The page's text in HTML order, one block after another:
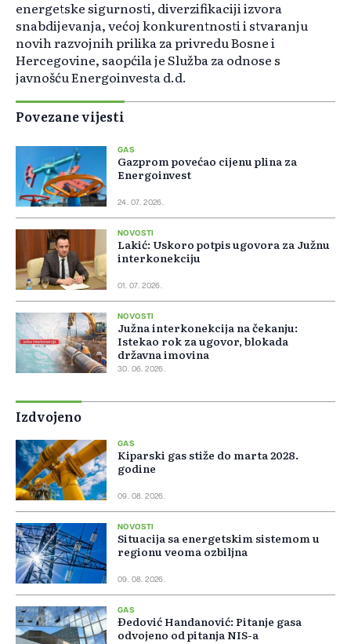
energetske sigurnosti, diverzifikaciji izvora
snabdijevanja, većoj konkurentnosti i stvaranju
novih razvojnih prilika za privredu Bosne i
Hercegovine, saopćila je Služba za odnose s
javnošću Energoinvesta d.d.
Povezane vijesti
GAS
Gazprom povećao cijenu plina za
Energoinvest
24. 07. 2026.
NOVOSTI
Lakić: Uskoro potpis ugovora za Južnu
interkonekciju
01. 07. 2026.
NOVOSTI
Južna interkonekcija na čekanju:
Istekao rok za ugovor, blokada
državna imovina
30. 06. 2026.
Izdvojeno
GAS
Kiparski gas stiže do marta 2028.
godine
09. 08. 2026.
NOVOSTI
Situacija sa energetskim sistemom u
regionu veoma ozbiljna
09. 08. 2026.
GAS
Đedović Handanović: Pitanje gasa
odvojeno od pitanja NIS-a